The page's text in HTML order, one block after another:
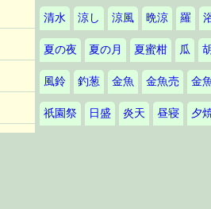
清水 涼し 涼風 晩涼 羅
夏の夜 夏の月 夏蜜柑 瓜
風鈴 釣葱 金魚 金魚売 金
祇園祭 日盛 炎天 昼寝 夕